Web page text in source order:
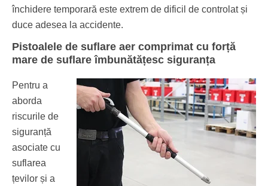
închidere temporară este extrem de dificil de controlat și
duce adesea la accidente.
Pistoalele de suflare aer comprimat cu forță
mare de suflare îmbunătățesc siguranța
Pentru a
aborda
riscurile de
siguranță
asociate cu
suflarea
țevilor și a